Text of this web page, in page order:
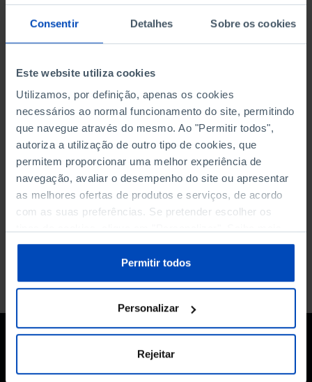
Consentir Detalhes Sobre os cookies
Este website utiliza cookies
Utilizamos, por definição, apenas os cookies
necessários ao normal funcionamento do site, permitindo
que navegue através do mesmo. Ao "Permitir todos",
autoriza a utilização de outro tipo de cookies, que
permitem proporcionar uma melhor experiência de
navegação, avaliar o desempenho do site ou apresentar
as melhores ofertas de produtos e serviços, de acordo
com as suas preferências. Se pretender escolher os
sobre cookies através da gestão de preferências ou da
Política de Cookies.
Permitir todos
Personalizar
Rejeitar
DATA DE INÍCIO
DATA DE FIM
ORDENAR POR